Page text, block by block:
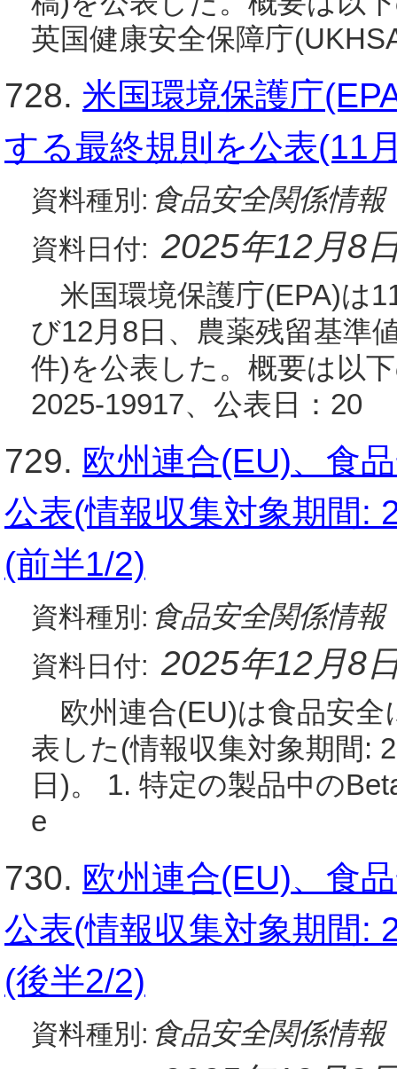
英国健康安全保障庁
728. 米国環境保護庁
する最終規則を公表(11
資料種別: 食品安全関係情報
資料日付: 2025年12月8
米国環境保護庁(EPA)は
び12月8日、農薬残留基準
件)を公表した。概要は以
2025-19917、公表日：20
729. 欧州連合(EU)、食
公表(情報収集対象期間:
(前半1/2)
資料種別: 食品安全関係情報
資料日付: 2025年12月8
欧州連合(EU)は食品安全
表した(情報収集対象期間:
日)。 1. 特定の製品中の
e
730. 欧州連合(EU)、食
公表(情報収集対象期間:
(後半2/2)
資料種別: 食品安全関係情報